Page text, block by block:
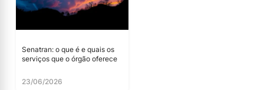
Senatran: o que é e quais os
serviços que o órgão oferece
23/06/2026